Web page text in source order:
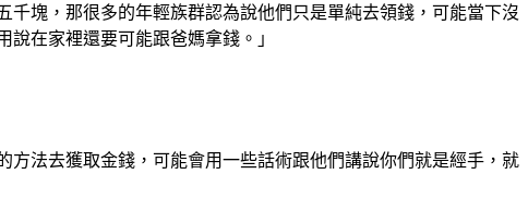
塊，那很多的年輕族群認為說他們只是單純去領錢，可能當下沒
在家裡還要可能跟爸媽拿錢。」
法去獲取金錢，可能會用一些話術跟他們講說你們就是經手，就